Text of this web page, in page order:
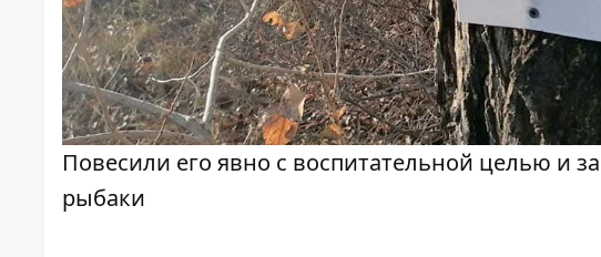
Повесили его явно с воспитательной целью и
рыбаки